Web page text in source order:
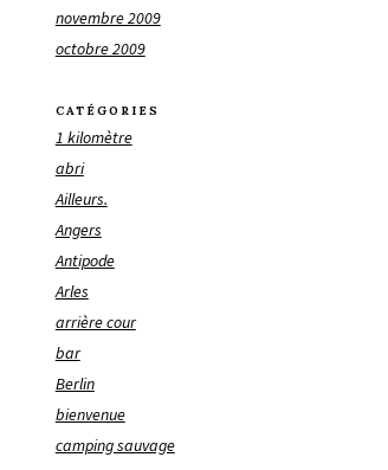
novembre 2009
octobre 2009
CATÉGORIES
1 kilomètre
abri
Ailleurs.
Angers
Antipode
Arles
arrière cour
bar
Berlin
bienvenue
camping sauvage